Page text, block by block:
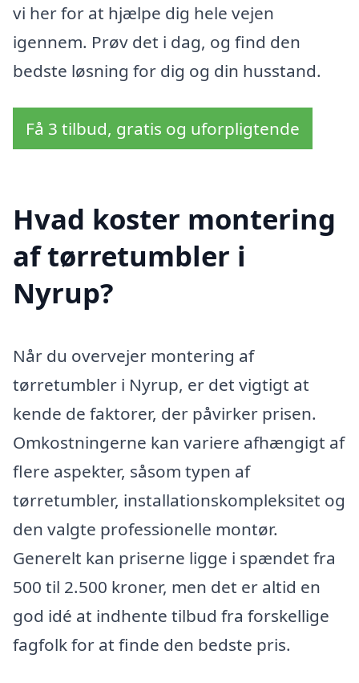
vi her for at hjælpe dig hele vejen
igennem. Prøv det i dag, og find den
bedste løsning for dig og din husstand.
Få 3 tilbud, gratis og uforpligtende
Hvad koster montering
af tørretumbler i
Nyrup?
Når du overvejer montering af
tørretumbler i Nyrup, er det vigtigt at
kende de faktorer, der påvirker prisen.
Omkostningerne kan variere afhængigt af
flere aspekter, såsom typen af
tørretumbler, installationskompleksitet og
den valgte professionelle montør.
Generelt kan priserne ligge i spændet fra
500 til 2.500 kroner, men det er altid en
god idé at indhente tilbud fra forskellige
fagfolk for at finde den bedste pris.